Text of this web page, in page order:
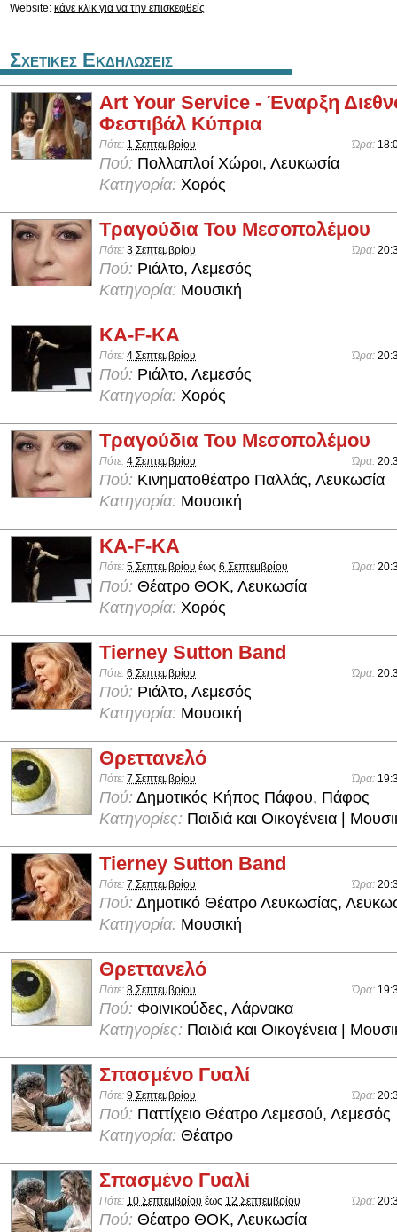
Website: κάνε κλικ για να την επισκεφθείς
Σχετικες Εκδηλωσεις
Art Your Service - Έναρξη
Φεστιβάλ Κύπρια
Πότε: 1 Σεπτεμβρίου Ώρα:
Πού: Πολλαπλοί Χώροι, Λευκωσία
Κατηγορία: Χορός
Τραγούδια Του Μεσοπολέμου
Πότε: 3 Σεπτεμβρίου Ώρα:
Πού: Ριάλτο, Λεμεσός
Κατηγορία: Μουσική
KA-F-KA
Πότε: 4 Σεπτεμβρίου Ώρα:
Πού: Ριάλτο, Λεμεσός
Κατηγορία: Χορός
Τραγούδια Του Μεσοπολέμου
Πότε: 4 Σεπτεμβρίου Ώρα:
Πού: Κινηματοθέατρο Παλλάς, Λευκωσία
Κατηγορία: Μουσική
KA-F-KA
Πότε: 5 Σεπτεμβρίου έως 6 Σεπτεμβρίου Ώρα:
Πού: Θέατρο ΘΟΚ, Λευκωσία
Κατηγορία: Χορός
Tierney Sutton Band
Πότε: 6 Σεπτεμβρίου Ώρα:
Πού: Ριάλτο, Λεμεσός
Κατηγορία: Μουσική
Θρεττανελό
Πότε: 7 Σεπτεμβρίου Ώρα:
Πού: Δημοτικός Κήπος Πάφου, Πάφος
Κατηγορίες: Παιδιά και Οικογένεια |
Tierney Sutton Band
Πότε: 7 Σεπτεμβρίου Ώρα:
Πού: Δημοτικό Θέατρο Λευκωσίας,
Κατηγορία: Μουσική
Θρεττανελό
Πότε: 8 Σεπτεμβρίου Ώρα:
Πού: Φοινικούδες, Λάρνακα
Κατηγορίες: Παιδιά και Οικογένεια |
Σπασμένο Γυαλί
Πότε: 9 Σεπτεμβρίου Ώρα:
Πού: Παττίχειο Θέατρο Λεμεσού, Λεμεσός
Κατηγορία: Θέατρο
Σπασμένο Γυαλί
Πότε: 10 Σεπτεμβρίου έως 12 Σεπτεμβρίου Ώρα:
Πού: Θέατρο ΘΟΚ, Λευκωσία